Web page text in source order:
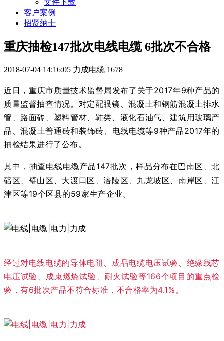
文件下载
客户案例
招贤纳士
重庆抽检147批次电线电缆 6批次不合格
2018-07-04 14:16:05 力成电缆 1678
近日，重庆市质量技术监督局发布了关于2017年9种产品的
质量监督抽查情况。对定配眼镜、混凝土和钢筋混凝土排水
管、路面砖、塑料管材、鞋类、液化石油气、建筑用玻璃产
品、混凝土普通砖和装饰砖、电线电缆等9种产品2017年的
抽检结果进行了公布。
其中，抽查电线电缆产品147批次，样品分布在巴南区、北
碚区、璧山区、大渡口区、涪陵区、九龙坡区、南岸区、江
津区等19个区县的59家生产企业。
经过对电线电缆的导体电阻、成品电缆电压试验、绝缘线芯
电压试验、成束燃烧试验、耐火试验等166个项目的重点检
验，有6批次产品不符合标准，不合格率为4.1%。